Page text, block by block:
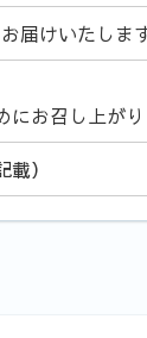
届けいたします
お召し上がり
）